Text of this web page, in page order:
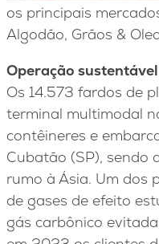
os principais
Algodão, Grãos &
Operação sustentável
Os 14.573 fardos de
terminal multimodal
contêineres e
Cubatão (SP), sendo
rumo à Ásia. Um dos
de gases de efeito
gás carbônico